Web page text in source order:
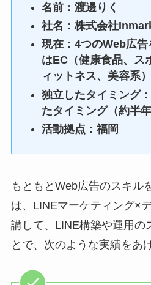
名前：渡邊りく
社名：株式会社
現在：4つのWeb広告
はEC（健康食品、ス
ィットネス、美容系）
独立したタイミング
たタイミング（約半年
活動拠点：福岡
もともとWeb広告のスキル
は、LINEマーケティング×
講して、LINE構築や運用の
とで、次のような実績をあ